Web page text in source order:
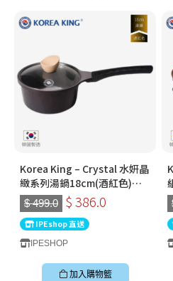
Korea King – Crystal 水妍晶
緻系列湯鍋18cm(酒紅色)〡
韓國製陶瓷不沾鍋
$ 499.0 $ 386.0
IPEshop 直送
IPESHOP
加入購物籃